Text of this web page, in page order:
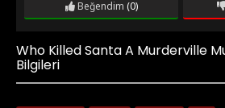
Beğendim (0)
Who Killed Santa A Murderville
Bilgileri